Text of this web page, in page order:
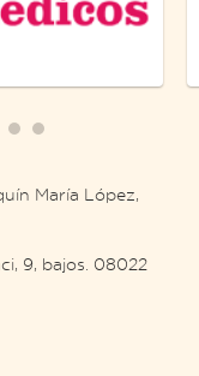
María López,
9, bajos. 08022